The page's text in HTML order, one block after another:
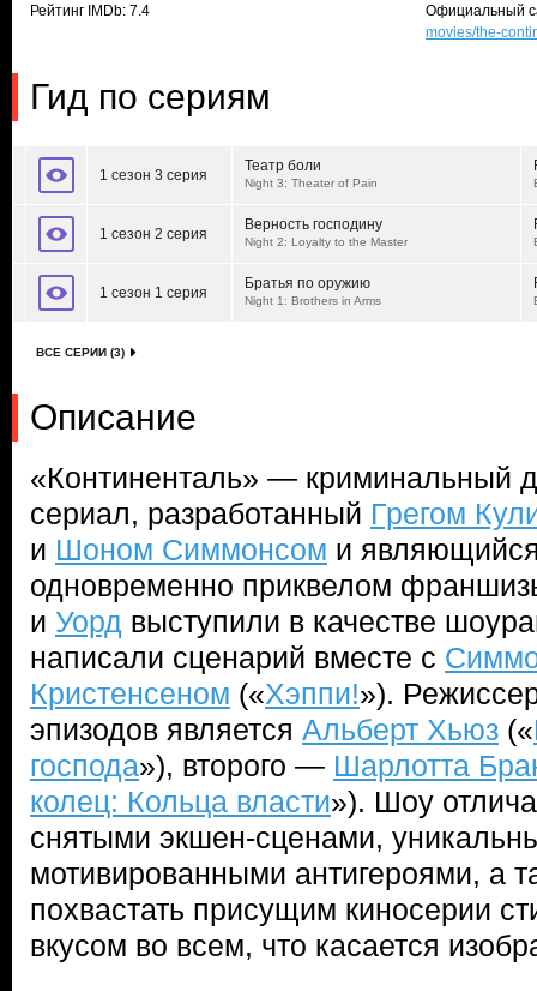
Рейтинг IMDb: 7.4
Официальный
movies/the-
Гид по сериям
1 сезон 3 серия
Театр боли
Night 3: Theater of Pain
1 сезон 2 серия
Верность господину
Night 2: Loyalty to the Master
1 сезон 1 серия
Братья по оружию
Night 1: Brothers in Arms
ВСЕ СЕРИИ (3)
Описание
«Континенталь» — криминальный
сериал, разработанный Грегом
и Шоном Симмонсом и
одновременно приквелом
и Уорд выступили в качестве
написали сценарий вместе с
Кристенсеном («Хэппи!»).
эпизодов является Альберт Хьюз («
господа»), второго — Шарлотта
колец: Кольца власти»). Шоу
снятыми экшен-сценами,
мотивированными антигероями, а
похвастать присущим киносерии
вкусом во всем, что касается